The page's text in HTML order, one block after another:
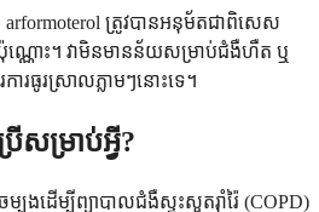
arformoterol ត្រូវបានអនុម័តជាពិសេស
ប៉ុណ្ណោះ។ វាមិនមានន័យសម្រាប់ជំងឺហឺត ឬ
ការធូរស្រាលភ្លាមៗនោះទេ។
សម្រាប់អ្វី?
ម្បងដើម្បីព្យាបាលជំងឺស្ទះសួតរ៉ាំរ៉ៃ (COPD)